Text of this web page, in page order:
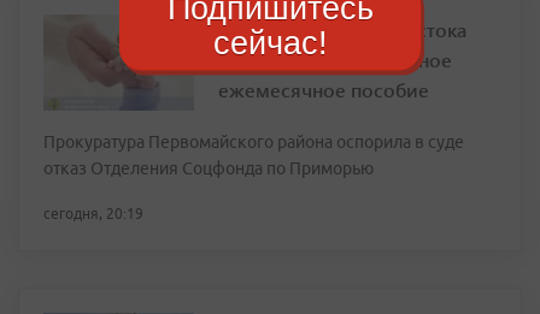
Жительнице Владивостока
вернули право на единое
ежемесячное пособие
Прокуратура Первомайского района оспорила в суде
отказ Отделения Соцфонда по Приморью
сегодня, 20:19
Подпишитесь
сейчас!